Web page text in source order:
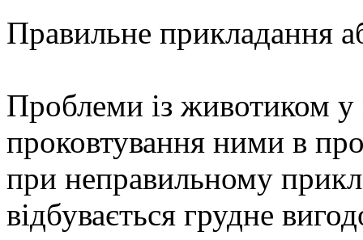
Правильне прикладання
Проблеми із животиком у
проковтування ними в
при неправильному
відбувається грудне